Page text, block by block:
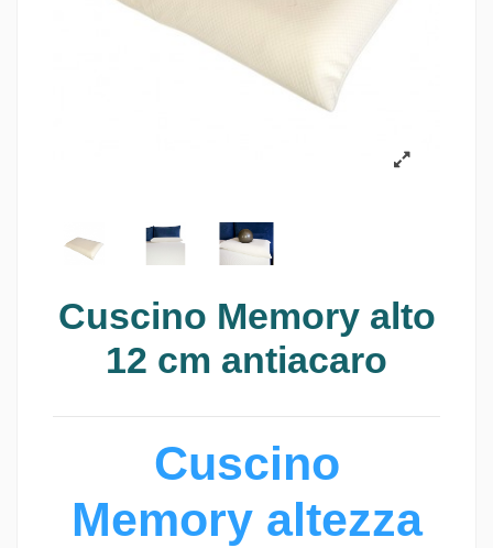
Cuscino Memory alto
12 cm antiacaro
Cuscino
Memory altezza